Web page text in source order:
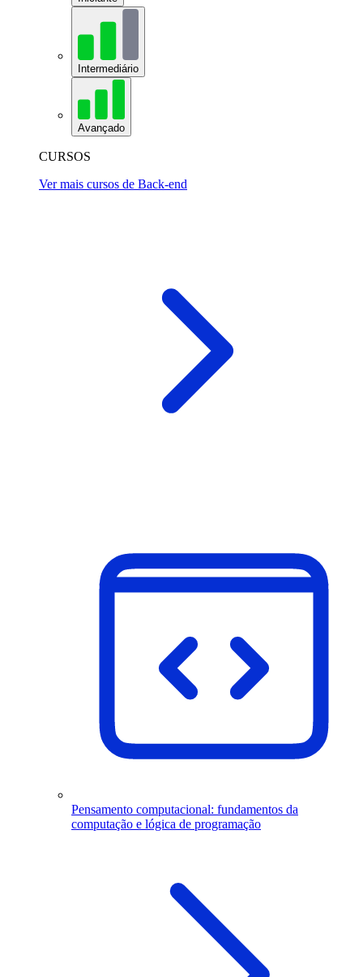
Intermediário
Avançado
CURSOS
Ver mais cursos de Back-end
Pensamento computacional: fundamentos da
computação e lógica de programação